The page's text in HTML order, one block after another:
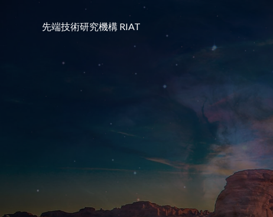
先端技術研究機構 RIAT